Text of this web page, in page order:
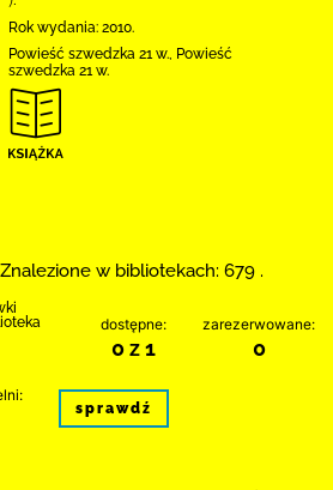
Rok wydania: 2010.
Powieść szwedzka 21 w., Powieść
szwedzka 21 w.
Znalezione w bibliotekach: 679 .
dostępne:
0 z 1
zarezerwowane:
0
sprawdź